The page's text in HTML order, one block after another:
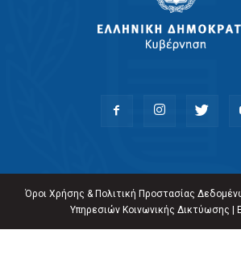
Όροι Χρήσης & Πολιτική Προστασίας
Υπηρεσιών Κοινωνικής Δικτύωσης